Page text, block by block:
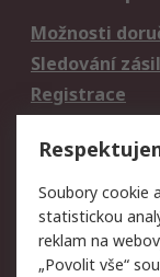
Možnosti
Sledování
Registrace
Právní
Autorská
Soubory cookie
statistickou
reklam na
„Povolit vše“